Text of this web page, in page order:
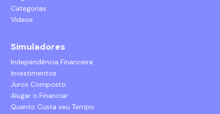
Categorias
Vídeos
Simuladores
Independência Financeira
Investimentos
Juros Composto
Alugar o Financiar
Quanto Custa seu Tempo